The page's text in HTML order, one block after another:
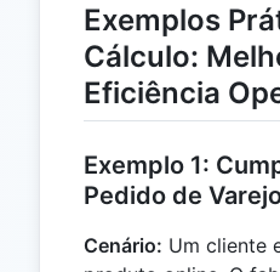
Exemplos
Cálculo:
Eficiência
Exemplo 1:
Pedido de
Cenário: Um cliente